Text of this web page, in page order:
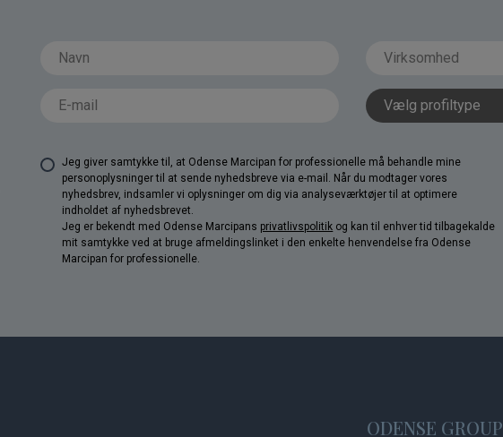
Jeg giver samtykke til, at Odense Marcipan for professionelle må behandle mine
personoplysninger til at sende nyhedsbreve via e-mail. Når du modtager vores
nyhedsbrev, indsamler vi oplysninger om dig via analyseværktøjer til at optimere
indholdet af nyhedsbrevet.
Jeg er bekendt med Odense Marcipans privatlivspolitik og kan til enhver tid tilbagekalde
mit samtykke ved at bruge afmeldingslinket i den enkelte henvendelse fra Odense
Marcipan for professionelle.
ODENSE GROUP